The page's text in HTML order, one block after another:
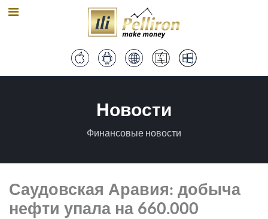
Новости
Финансовые новости
Саудовская Аравия: добыча
нефти упала на 660.000